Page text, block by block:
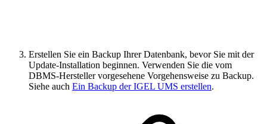
Erstellen Sie ein Backup Ihrer Datenbank, bevor Sie mit der
Update-Installation beginnen. Verwenden Sie die vom
DBMS-Hersteller vorgesehene Vorgehensweise zu Backup.
Siehe auch Ein Backup der IGEL UMS erstellen.